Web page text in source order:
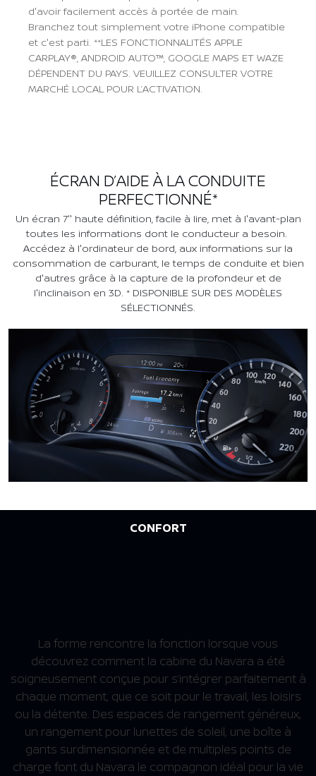
d'avoir facilement accès à portée de main.
Branchez tout simplement votre iPhone compatible
et c'est parti. **LES FONCTIONNALITÉS APPLE
CARPLAY®, ANDROID AUTO™, GOOGLE MAPS ET WAZE
DÉPENDENT DU PAYS. VEUILLEZ CONSULTER VOTRE
MARCHÉ LOCAL POUR L’ACTIVATION.
ÉCRAN D’AIDE À LA CONDUITE
PERFECTIONNÉ*
Un écran 7'' haute définition, facile à lire, met à l'avant-plan
toutes les informations dont le conducteur a besoin.
Accédez à l'ordinateur de bord, aux informations sur la
consommation de carburant, le temps de conduite et bien
d'autres grâce à la capture de la profondeur et de
l'inclinaison en 3D. * DISPONIBLE SUR DES MODÈLES
SÉLECTIONNÉS.
CONFORT
La forme rencontre la fonction lorsque vous
découvrez comment la cabine du Navara a été
soigneusement conçue pour s’intégrer parfaitement à
chaque moment, que ce soit pour le travail, les loisirs
ou la détente. Des espaces de rangement généreux,
un rangement pour lunettes de soleil, une boîte à
gants surdimensionnée et de multiples points de
charge font du Navara le compagnon idéal pour la vie